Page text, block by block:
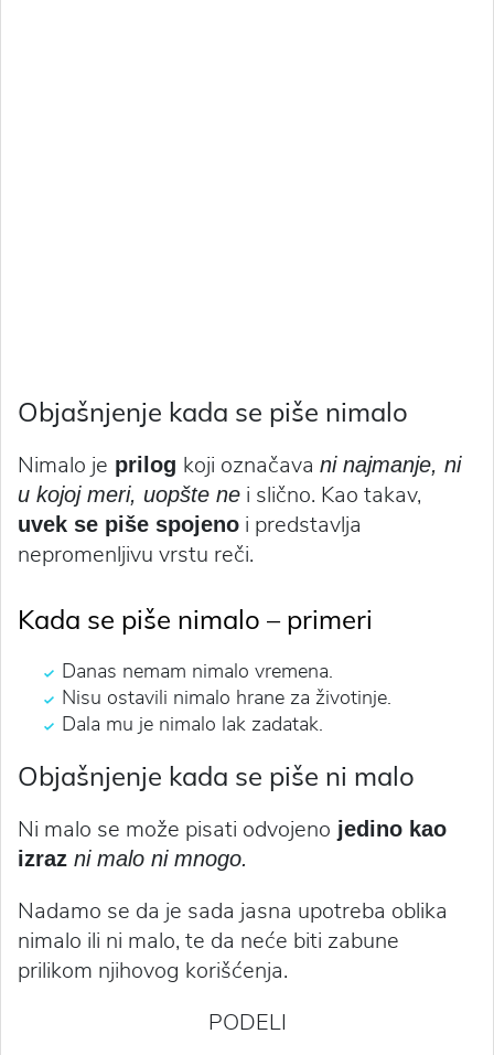
Objašnjenje kada se piše nimalo
Nimalo je prilog koji označava ni najmanje, ni
u kojoj meri, uopšte ne i slično. Kao takav,
uvek se piše spojeno i predstavlja
nepromenljivu vrstu reči.
Kada se piše nimalo – primeri
Danas nemam nimalo vremena.
Nisu ostavili nimalo hrane za životinje.
Dala mu je nimalo lak zadatak.
Objašnjenje kada se piše ni malo
Ni malo se može pisati odvojeno jedino kao
izraz ni malo ni mnogo.
Nadamo se da je sada jasna upotreba oblika
nimalo ili ni malo, te da neće biti zabune
prilikom njihovog korišćenja.
PODELI